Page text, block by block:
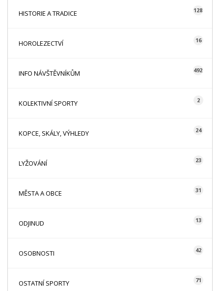
HISTORIE A TRADICE 128
HOROLEZECTVÍ 16
INFO NÁVŠTĚVNÍKŮM 492
KOLEKTIVNÍ SPORTY 2
KOPCE, SKÁLY, VÝHLEDY 24
LYŽOVÁNÍ 23
MĚSTA A OBCE 31
ODJINUD 13
OSOBNOSTI 42
OSTATNÍ SPORTY 71